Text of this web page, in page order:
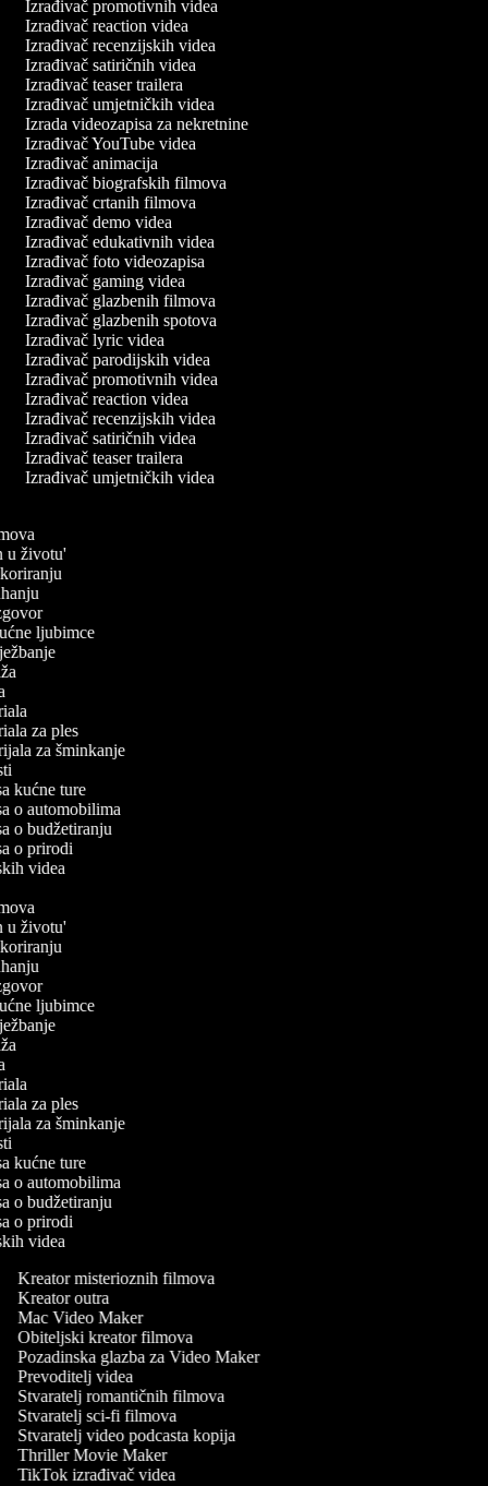
Izrađivač promotivnih videa
Izrađivač reaction videa
Izrađivač recenzijskih videa
Izrađivač satiričnih videa
Izrađivač teaser trailera
Izrađivač umjetničkih videa
Izrada videozapisa za nekretnine
Izrađivač YouTube videa
Izrađivač animacija
Izrađivač biografskih filmova
Izrađivač crtanih filmova
Izrađivač demo videa
Izrađivač edukativnih videa
Izrađivač foto videozapisa
Izrađivač gaming videa
Izrađivač glazbenih filmova
Izrađivač glazbenih spotova
Izrađivač lyric videa
Izrađivač parodijskih videa
Izrađivač promotivnih videa
Izrađivač reaction videa
Izrađivač recenzijskih videa
Izrađivač satiričnih videa
Izrađivač teaser trailera
Izrađivač umjetničkih videa
u životu'
ljubimce
za ples
za šminkanje
kućne ture
o automobilima
o budžetiranju
o prirodi
videa
u životu'
ljubimce
za ples
za šminkanje
kućne ture
o automobilima
o budžetiranju
o prirodi
videa
Kreator misterioznih filmova
Kreator outra
Mac Video Maker
Obiteljski kreator filmova
Pozadinska glazba za Video Maker
Prevoditelj videa
Stvaratelj romantičnih filmova
Stvaratelj sci-fi filmova
Stvaratelj video podcasta kopija
Thriller Movie Maker
TikTok izrađivač videa